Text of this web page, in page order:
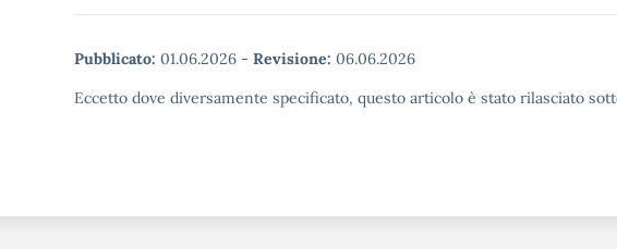
Pubblicato: 01.06.2026 - Revisione: 06.06.2026
Eccetto dove diversamente specificato, questo articolo è stato rilasciato